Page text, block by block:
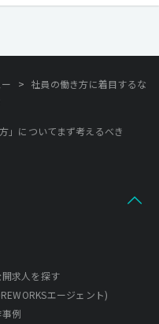
> 社員の働き方に着目するな
」についてまず考えるべき
求人を探す
エージェント)
例